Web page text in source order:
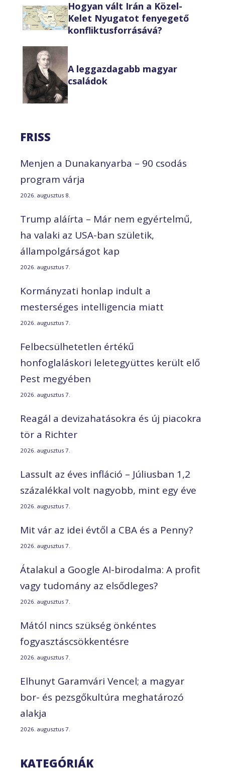
Hogyan vált Irán a Közel-
Kelet Nyugatot fenyegető
konfliktusforrásává?
A leggazdagabb magyar
családok
FRISS
Menjen a Dunakanyarba – 90 csodás
program várja
2026. augusztus 8.
Trump aláírta – Már nem egyértelmű,
ha valaki az USA-ban születik,
állampolgárságot kap
2026. augusztus 7.
Kormányzati honlap indult a
mesterséges intelligencia miatt
2026. augusztus 7.
Felbecsülhetetlen értékű
honfoglaláskori leletegyüttes került elő
Pest megyében
2026. augusztus 7.
Reagál a devizahatásokra és új piacokra
tör a Richter
2026. augusztus 7.
Lassult az éves infláció – Júliusban 1,2
százalékkal volt nagyobb, mint egy éve
2026. augusztus 7.
Mit vár az idei évtől a CBA és a Penny?
2026. augusztus 7.
Átalakul a Google AI-birodalma: A profit
vagy tudomány az elsődleges?
2026. augusztus 7.
Mától nincs szükség önkéntes
fogyasztáscsökkentésre
2026. augusztus 7.
Elhunyt Garamvári Vencel; a magyar
bor- és pezsgőkultúra meghatározó
alakja
2026. augusztus 7.
KATEGÓRIÁK